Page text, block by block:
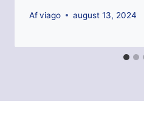
Afviago august 13, 2024